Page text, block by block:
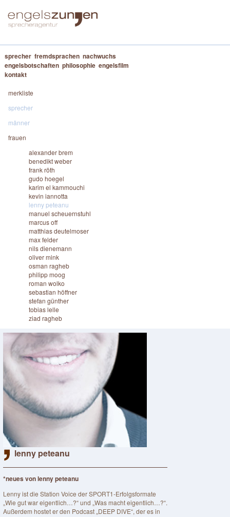
sprecher fremdsprachen nachwuchs
engelsbotschaften philosophie engelsfilm
kontakt
merkliste
sprecher
männer
frauen
alexander brem
benedikt weber
frank röth
gudo hoegel
karim el kammouchi
kevin iannotta
lenny peteanu
manuel scheuernstuhl
marcus off
matthias deutelmoser
max felder
nils dienemann
oliver mink
osman ragheb
philipp moog
roman wolko
sebastian höffner
stefan günther
tobias lelle
ziad ragheb
lenny peteanu
*neues von lenny peteanu
Lenny ist die Station Voice der SPORT1-Erfolgsformate
„Wie gut war eigentlich…?“ und „Was macht eigentlich…?“.
Außerdem hostet er den Podcast „DEEP DIVE“, der es in